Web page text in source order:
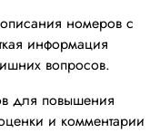
номеров с
информация
вопросов.
для повышения
и комментарии